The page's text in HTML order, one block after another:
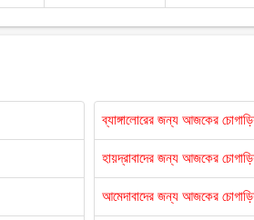
ব্যাঙ্গালোরের জন্য আজকের
হায়দ্রাবাদের জন্য আজকের
আমেদাবাদের জন্য আজকের